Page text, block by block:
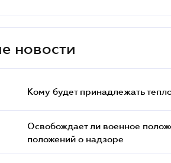
новости
Кому будет принадлежать
Освобождает ли военное
положений о надзоре